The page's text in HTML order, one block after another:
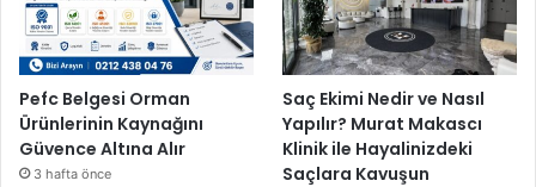
Pefc Belgesi Orman
Ürünlerinin Kaynağını
Güvence Altına Alır
3 hafta önce
Saç Ekimi Nedir ve Nasıl
Yapılır? Murat Makascı
Klinik ile Hayalinizdeki
Saçlara Kavuşun